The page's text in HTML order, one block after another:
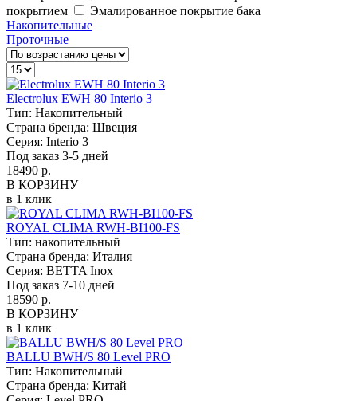
покрытием
Эмалированное покрытие бака
Накопительные
Проточные
Electrolux EWH 80 Interio 3
Тип: Накопительный
Страна бренда: Швеция
Серия: Interio 3
Под заказ 3-5 дней
18490 р.
В КОРЗИНУ
в 1 клик
ROYAL CLIMA RWH-BI100-FS
Тип: накопительный
Страна бренда: Италия
Серия: BETTA Inox
Под заказ 7-10 дней
18590 р.
В КОРЗИНУ
в 1 клик
BALLU BWH/S 80 Level PRO
Тип: Накопительный
Страна бренда: Китай